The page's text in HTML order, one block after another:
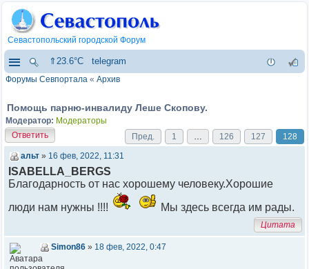
Севастопольский городской Форум
⇑23.6°C telegram
Форумы Севпортала « Архив
Помощь парню-инвалиду Леше Скопову.
Модератор: Модераторы
Ответить
Пред. 1 … 126 127 128
альт » 16 фев, 2022, 11:31
ISABELLA_BERGS
Благодарность от нас хорошему человеку.Хорошие
люди нам нужны !!!!
Мы здесь всегда им рады.
Цитата
Simon86 » 18 фев, 2022, 0:47